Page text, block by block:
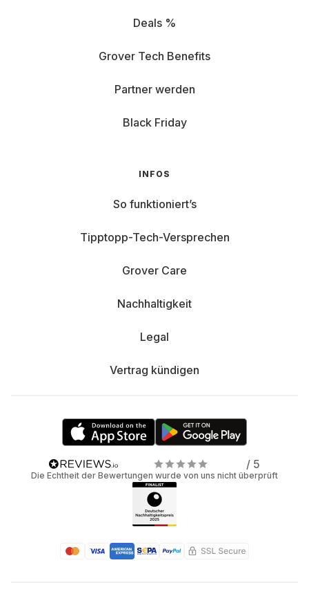
Deals %
Grover Tech Benefits
Partner werden
Black Friday
INFOS
So funktioniert’s
Tipptopp-Tech-Versprechen
Grover Care
Nachhaltigkeit
Legal
Vertrag kündigen
/ 5
Die Echtheit der Bewertungen wurde von uns nicht überprüft